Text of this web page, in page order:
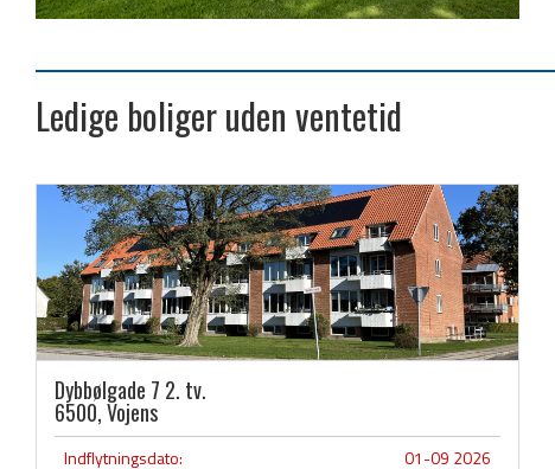
Ledige boliger uden ventetid
Dybbølgade 7 2. tv.
6500, Vojens
Indflytningsdato: 01-09 2026